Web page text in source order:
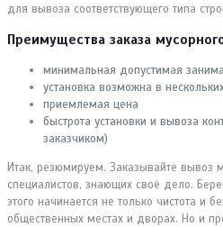
для вывоза соответствующего типа
Преимущества заказа
минимальная допустимая
установка возможна в
приемлемая цена
быстрота установки и вывоза
заказчиком)
Итак, резюмируем. Заказывайте вывоз
специалистов, знающих своё дело.
этого начинается не только чистота и
общественных местах и дворах. Но и